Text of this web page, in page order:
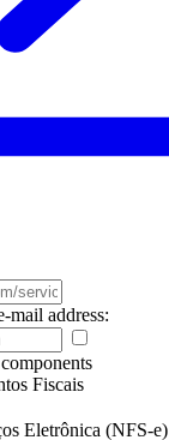
mail address:
Fiscais
Eletrônica (NFS-e)